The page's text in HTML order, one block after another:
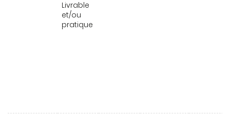
Livrable
et/ou
pratique